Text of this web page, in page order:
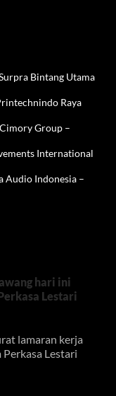
Bintang Utama
Raya
Group –
International
Audio Indonesia –
hari ini
Lestari
lamaran kerja
Lestari